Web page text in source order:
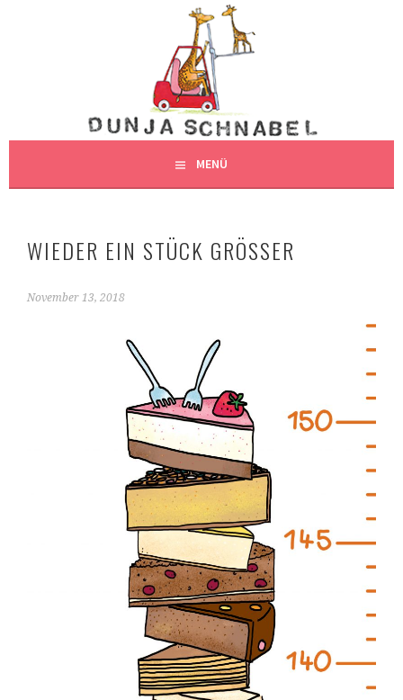
DUNJAS SCHNABEL
ILLUSTRATION
DUNJA SCHNABEL, ILLUSTRATION, HAMBURG
MENÜ
WIEDER EIN STÜCK GRÖSSER
November 13, 2018